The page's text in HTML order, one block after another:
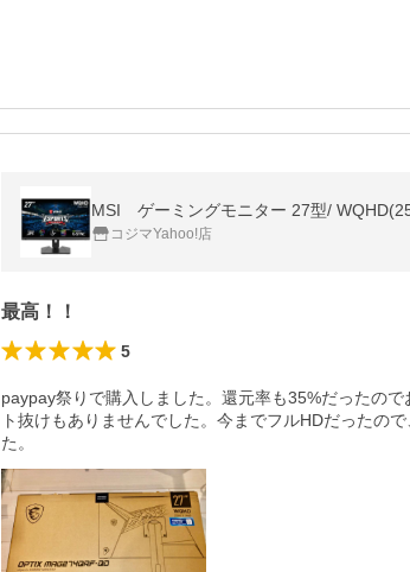
MSI ゲーミングモニター 27型/
コジマYahoo!店
最高！！
5
paypay祭りで購入しました。還元率も35%だったの
ト抜けもありませんでした。今までフルHDだったの
た。